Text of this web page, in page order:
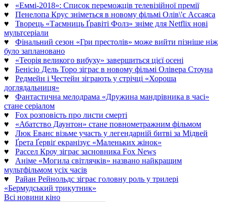
♥ «Еммі-2018»: Список переможців телевізійної премії
♥ Пенелопа Крус зніметься в новому фільмі Олів\'є Ассаяса
♥ Творець «Таємниць Ґравіті Фолз» зніме для Netflix нові
мультсеріали
♥ Фінальний сезон «Гри престолів» може вийти пізніше ніж
було заплановано
♥ «Теорія великого вибуху» завершиться цієї осені
♥ Бенісіо Дель Торо зіграє в новому фільмі Олівера Стоуна
♥ Редмейн і Честейн зіграють у стрічці «Хороша
доглядальниця»
♥ Фантастична мелодрама «Дружина мандрівника в часі»
стане серіалом
♥ Fox розповість про листи смерті
♥ «Абатство Даунтон» стане повнометражним фільмом
♥ Люк Еванс візьме участь у легендарній битві за Мідвей
♥ Ґрета Ґервіґ екранізує «Маленьких жінок»
♥ Рассел Кроу зіграє засновника Fox News
♥ Аніме «Могила світлячків» названо найкращим
мультфільмом усіх часів
♥ Райан Рейнольдс зіграє головну роль у трилері
«Бермудський трикутник»
Всі новини кіно